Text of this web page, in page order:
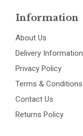
Information
About Us
Delivery Information
Privacy Policy
Terms & Conditions
Contact Us
Returns Policy